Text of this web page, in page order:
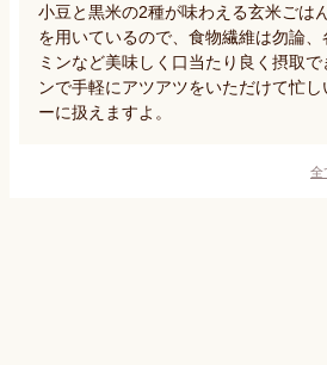
小豆と黒米の2種が味わえる玄米ごは
を用いているので、食物繊維は勿論
ミンなど美味しく口当たり良く摂取
ンで手軽にアツアツをいただけて忙
ーに扱えますよ。
全